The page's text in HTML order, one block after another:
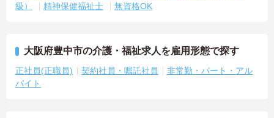
級）
精神保健福祉士 無資格OK
大阪府豊中市の介護・福祉求人を雇用形態で探す
正社員(正職員) 契約社員・嘱託社員
非常勤・パート・アル
バイト